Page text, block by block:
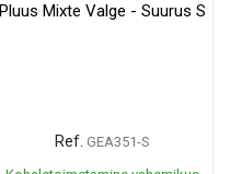
Pluus Mixte Valge - Suurus S
Ref. GEA351-S